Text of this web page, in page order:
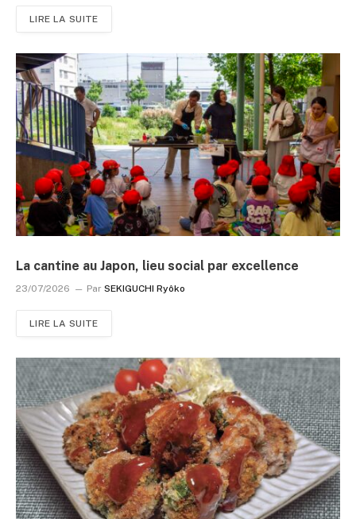
LIRE LA SUITE
La cantine au Japon, lieu social par excellence
23/07/2026 Par SEKIGUCHI Ryôko
LIRE LA SUITE